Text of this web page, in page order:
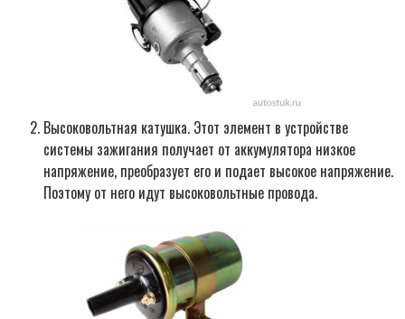
Высоковольтная катушка. Этот элемент в устройстве
системы зажигания получает от аккумулятора низкое
напряжение, преобразует его и подает высокое напряжение.
Поэтому от него идут высоковольтные провода.